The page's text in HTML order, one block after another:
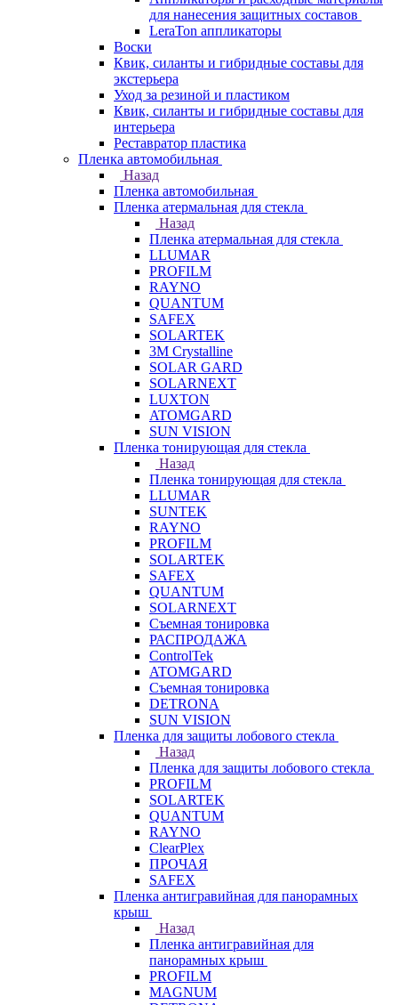
для нанесения защитных составов
LeraTon аппликаторы
Воски
Квик, силанты и гибридные составы для
экстерьера
Уход за резиной и пластиком
Квик, силанты и гибридные составы для
интерьера
Реставратор пластика
Пленка автомобильная
Назад
Пленка автомобильная
Пленка атермальная для стекла
Назад
Пленка атермальная для стекла
LLUMAR
PROFILM
RAYNO
QUANTUM
SAFEX
SOLARTEK
3M Crystalline
SOLAR GARD
SOLARNEXT
LUXTON
ATOMGARD
SUN VISION
Пленка тонирующая для стекла
Назад
Пленка тонирующая для стекла
LLUMAR
SUNTEK
RAYNO
PROFILM
SOLARTEK
SAFEX
QUANTUM
SOLARNEXT
Съемная тонировка
РАСПРОДАЖА
ControlTek
ATOMGARD
Съемная тонировка
DETRONA
SUN VISION
Пленка для защиты лобового стекла
Назад
Пленка для защиты лобового стекла
PROFILM
SOLARTEK
QUANTUM
RAYNO
ClearPlex
ПРОЧАЯ
SAFEX
Пленка антигравийная для панорамных
крыш
Назад
Пленка антигравийная для
панорамных крыш
PROFILM
MAGNUM